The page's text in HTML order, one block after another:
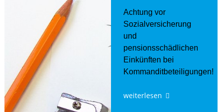
Achtung vor
Sozialversicherung
und
pensionsschädlichen
Einkünften bei
Kommanditbeteiligungen!
weiterlesen